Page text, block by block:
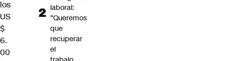
los
US
$
6.
00
laboral:
“Queremos
que
recuperar
el